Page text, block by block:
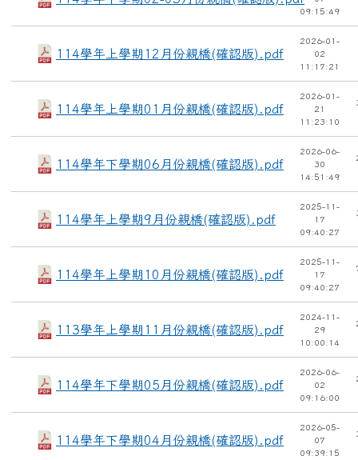
09:15:49
114學年上學期12月份親橋(確認版).pdf
2026-01-
02
11:17:21
114學年上學期01月份親橋(確認版).pdf
2026-01-
21
11:23:10
114學年下學期06月份親橋(確認版).pdf
2026-06-
30
14:51:49
114學年上學期9月份親橋(確認版).pdf
2025-11-
17
09:40:27
114學年上學期10月份親橋(確認版).pdf
2025-11-
17
09:40:27
113學年上學期11月份親橋(確認版).pdf
2024-11-
29
10:00:14
114學年下學期05月份親橋(確認版).pdf
2026-06-
02
09:16:00
114學年下學期04月份親橋(確認版).pdf
2026-05-
07
09:39:15